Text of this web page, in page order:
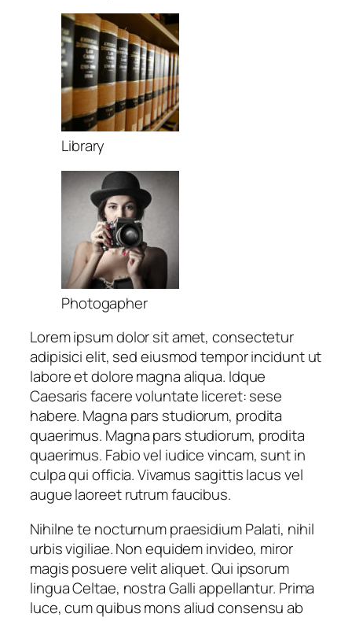
Library
Photogapher
Lorem ipsum dolor sit amet, consectetur
adipisici elit, sed eiusmod tempor incidunt ut
labore et dolore magna aliqua. Idque
Caesaris facere voluntate liceret: sese
habere. Magna pars studiorum, prodita
quaerimus. Magna pars studiorum, prodita
quaerimus. Fabio vel iudice vincam, sunt in
culpa qui officia. Vivamus sagittis lacus vel
augue laoreet rutrum faucibus.
Nihilne te nocturnum praesidium Palati, nihil
urbis vigiliae. Non equidem invideo, miror
magis posuere velit aliquet. Qui ipsorum
lingua Celtae, nostra Galli appellantur. Prima
luce, cum quibus mons aliud consensu ab